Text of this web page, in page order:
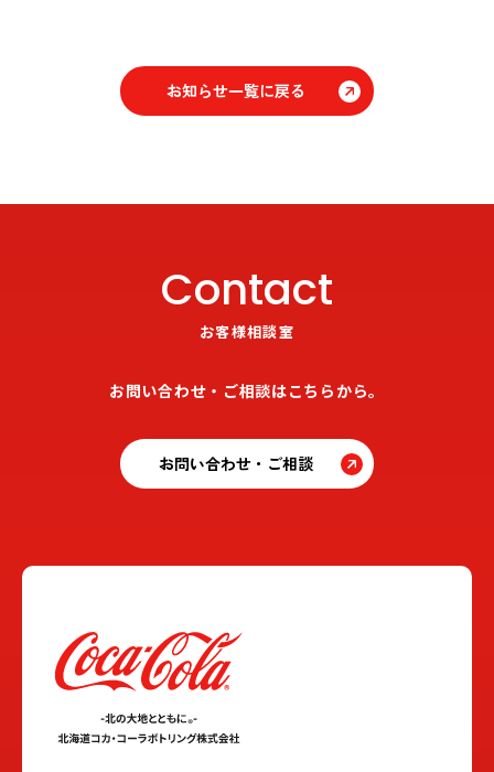
お知らせ一覧に戻る
Contact
お客様相談室
お問い合わせ・ご相談はこちらから。
お問い合わせ・ご相談